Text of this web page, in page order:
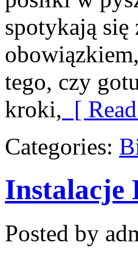
spotykają się
tego, czy
kroki, [
Categories:
Instalacje
Posted by